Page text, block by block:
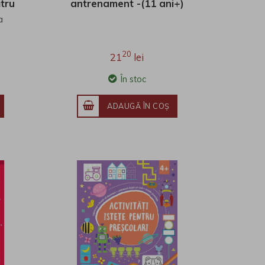
antrenament -(11 ani+)
2120 lei
În stoc
ADAUGĂ ÎN COŞ